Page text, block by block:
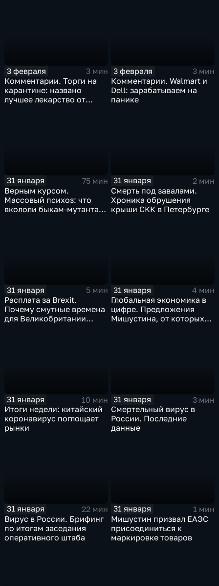
3 февраля
3 мин
Комментарии. Торги на
карантине: названо
лучшее лекарство от
3 февраля
3 мин
Комментарии. Walmart и
Dell: зарабатываем на
панике
31 января
75 мин
Верным курсом.
Массовый психоз: что
вкололи быкам-мутантам,
31 января
2 мин
Смерть под завалами.
Хроника обрушения
крыши СКК в Петербурге
31 января
5 мин
Расплата за Brexit.
Почему смутные времена
для Великобритании
31 января
4 мин
Глобальная экономика в
цифре. Предложения
Мишустина, от которых
31 января
10 мин
Итоги недели: китайский
коронавирус поглощает
рынки
31 января
3 мин
Смертельный вирус в
России. Последние
данные
31 января
22 мин
Вирус в России. Брифинг
по итогам заседания
оперативного штаба
31 января
1 мин
Мишустин призвал ЕАЭС
присоединиться к
маркировке товаров